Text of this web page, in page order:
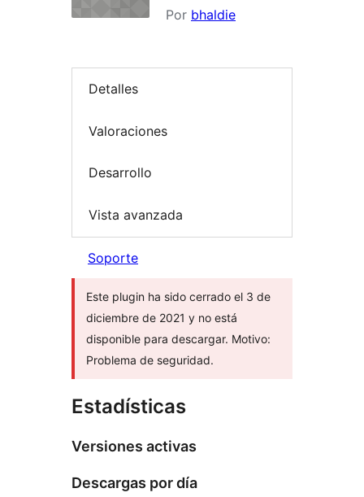
Por bhaldie
Detalles
Valoraciones
Desarrollo
Vista avanzada
Soporte
Este plugin ha sido cerrado el 3 de
diciembre de 2021 y no está
disponible para descargar. Motivo:
Problema de seguridad.
Estadísticas
Versiones activas
Descargas por día